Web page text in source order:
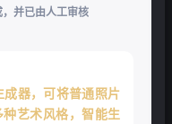
并已由人工审核
器，可将普通照片
艺术风格，智能生